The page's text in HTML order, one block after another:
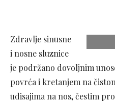
Zdravlje sinusne
i nosne sluznice
je podržano dovoljnim
povrća i kretanjem na
udisajima na nos, čestim